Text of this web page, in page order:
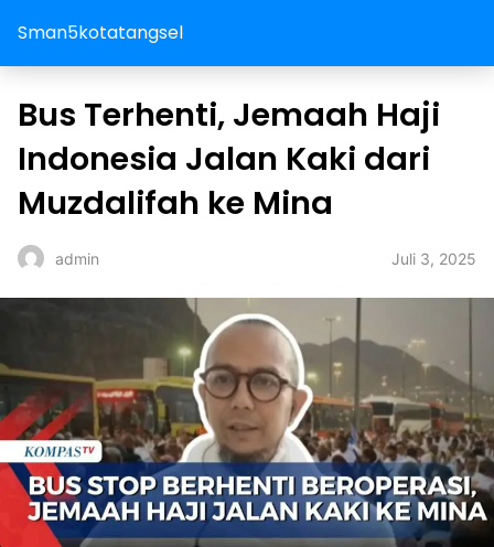
Sman5kotatangsel
Bus Terhenti, Jemaah Haji
Indonesia Jalan Kaki dari
Muzdalifah ke Mina
admin Juli 3, 2025